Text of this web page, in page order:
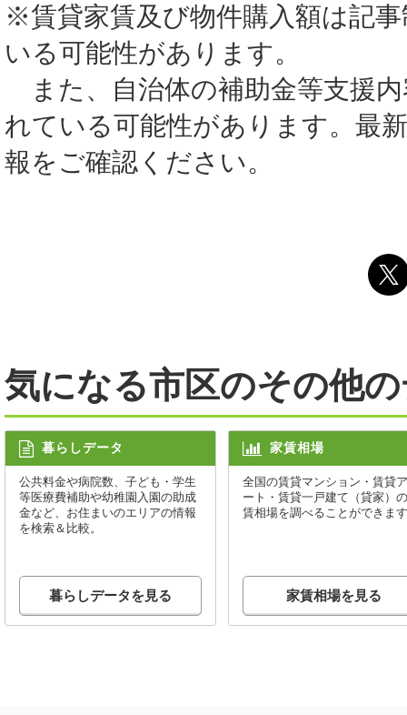
※賃貸家賃及び物件購入額は記
いる可能性があります。
また、自治体の補助金等支援
れている可能性があります。最
報をご確認ください。
気になる市区のその他
暮らしデータ
公共料金や病院数、子ども・学生
等医療費補助や幼稚園入園の助成
金など、お住まいのエリアの情報
を検索＆比較。
暮らしデータを見る
家賃相場
全国の賃貸マンション・賃貸
ート・賃貸一戸建て（貸家）
賃相場を調べることができま
家賃相場を見る